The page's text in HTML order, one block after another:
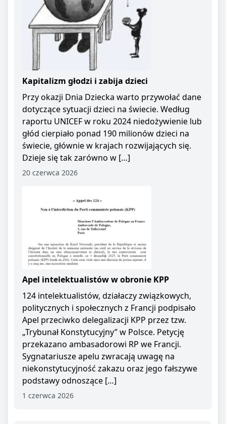
Kapitalizm głodzi i zabija dzieci
Przy okazji Dnia Dziecka warto przywołać dane
dotyczące sytuacji dzieci na świecie. Według
raportu UNICEF w roku 2024 niedożywienie lub
głód cierpiało ponad 190 milionów dzieci na
świecie, głównie w krajach rozwijających się.
Dzieje się tak zarówno w […]
20 czerwca 2026
Apel intelektualistów w obronie KPP
124 intelektualistów, działaczy związkowych,
politycznych i społecznych z Francji podpisało
Apel przeciwko delegalizacji KPP przez tzw.
„Trybunał Konstytucyjny” w Polsce. Petycję
przekazano ambasadorowi RP we Francji.
Sygnatariusze apelu zwracają uwagę na
niekonstytucyjność zakazu oraz jego fałszywe
podstawy odnoszące […]
1 czerwca 2026